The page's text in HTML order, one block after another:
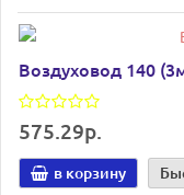
Воздуховод 140
575.29р.
в корзину